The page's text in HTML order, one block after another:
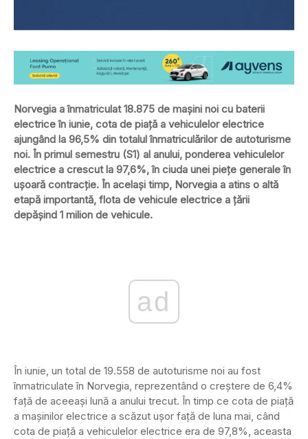
Norvegia a înmatriculat 18.875 de mașini noi cu baterii
electrice în iunie, cota de piață a vehiculelor electrice
ajungând la 96,5% din totalul înmatriculărilor de autoturisme
noi. În primul semestru (S1) al anului, ponderea vehiculelor
electrice a crescut la 97,6%, în ciuda unei piețe generale în
ușoară contracție. În același timp, Norvegia a atins o altă
etapă importantă, flota de vehicule electrice a țării
depășind 1 milion de vehicule.
ad
În iunie, un total de 19.558 de autoturisme noi au fost
înmatriculate în Norvegia, reprezentând o creștere de 6,4%
față de aceeași lună a anului trecut. În timp ce cota de piață
a mașinilor electrice a scăzut ușor față de luna mai, când
cota de piață a vehiculelor electrice era de 97,8%, aceasta